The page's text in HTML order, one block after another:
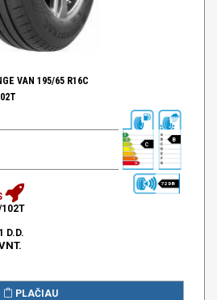
VAN 195/65 R16C
C
B
72 DB
102T
D.D.
PLAČIAU